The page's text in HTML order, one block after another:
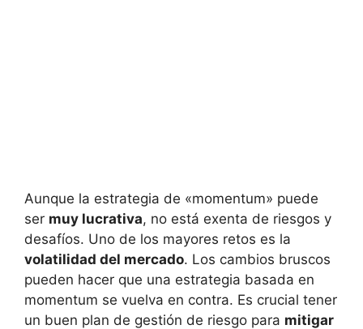
Aunque la‌ estrategia ‌de «momentum» puede
⁣ser muy lucrativa, no está ​exenta de riesgos ⁤y
desafíos. Uno de los mayores ‍retos es la
volatilidad del ⁤mercado. Los cambios⁢ bruscos
pueden ‌hacer que una estrategia basada ​en
⁢momentum se vuelva en contra. Es⁤ crucial tener
un buen plan ‌de⁤ gestión de⁢ riesgo‌ para mitigar